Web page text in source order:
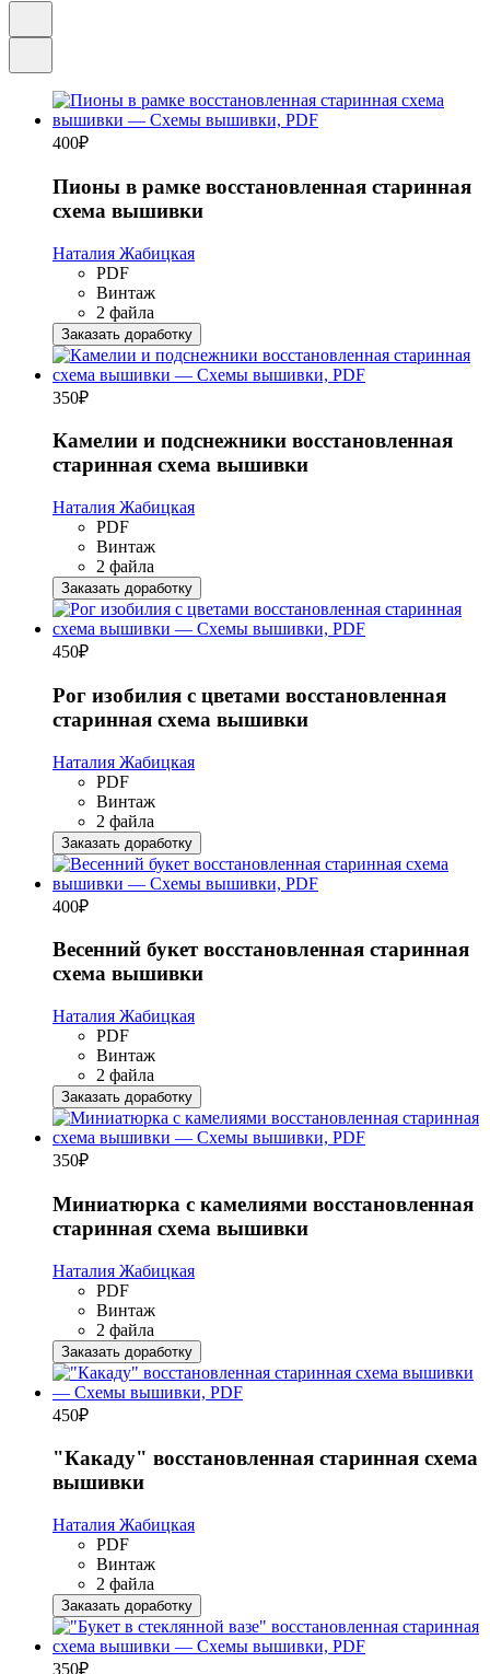
400₽
Пионы в рамке восстановленная старинная
схема вышивки
Наталия Жабицкая
PDF
Винтаж
2 файла
Заказать доработку
350₽
Камелии и подснежники восстановленная
старинная схема вышивки
Наталия Жабицкая
PDF
Винтаж
2 файла
Заказать доработку
450₽
Рог изобилия с цветами восстановленная
старинная схема вышивки
Наталия Жабицкая
PDF
Винтаж
2 файла
Заказать доработку
400₽
Весенний букет восстановленная старинная
схема вышивки
Наталия Жабицкая
PDF
Винтаж
2 файла
Заказать доработку
350₽
Миниатюрка с камелиями восстановленная
старинная схема вышивки
Наталия Жабицкая
PDF
Винтаж
2 файла
Заказать доработку
450₽
"Какаду" восстановленная старинная схема
вышивки
Наталия Жабицкая
PDF
Винтаж
2 файла
Заказать доработку
350₽